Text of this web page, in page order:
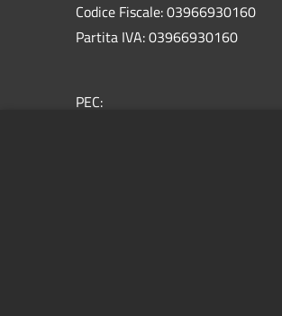
Codice Fiscale: 03966930160
Partita IVA: 03966930160
PEC: